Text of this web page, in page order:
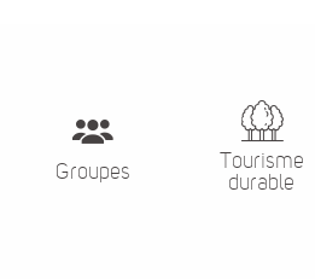
Groupes
Tourisme
durable